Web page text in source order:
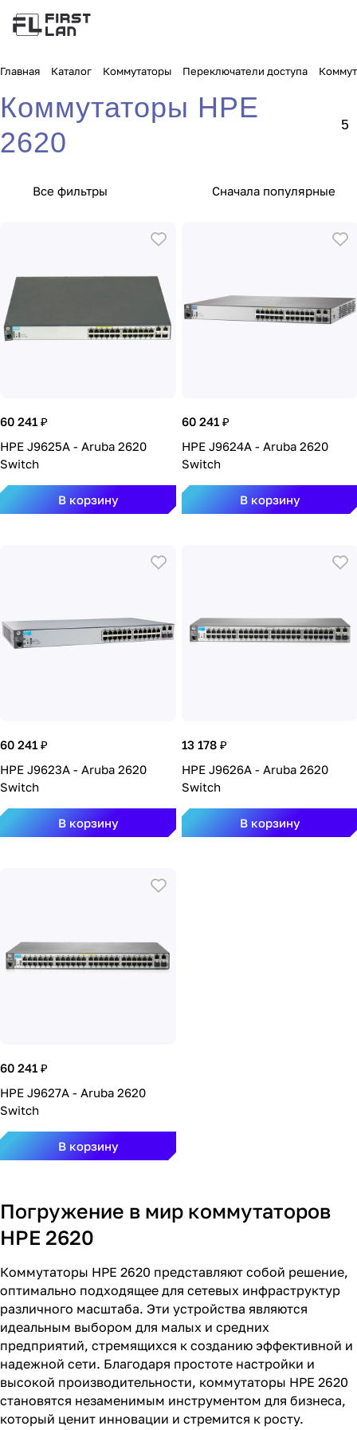
Главная Каталог Коммутаторы Переключатели доступа
Коммутаторы HPE
2620
5
Все фильтры Сначала популярные
60 241 ₽
HPE J9625A - Aruba 2620
Switch
В корзину
60 241 ₽
HPE J9624A - Aruba 2620
Switch
В корзину
60 241 ₽
HPE J9623A - Aruba 2620
Switch
В корзину
13 178 ₽
HPE J9626A - Aruba 2620
Switch
В корзину
60 241 ₽
HPE J9627A - Aruba 2620
Switch
В корзину
Погружение в мир коммутаторов
HPE 2620
Коммутаторы HPE 2620 представляют собой решение,
оптимально подходящее для сетевых инфраструктур
различного масштаба. Эти устройства являются
идеальным выбором для малых и средних
предприятий, стремящихся к созданию эффективной и
надежной сети. Благодаря простоте настройки и
высокой производительности, коммутаторы HPE 2620
становятся незаменимым инструментом для бизнеса,
который ценит инновации и стремится к росту.